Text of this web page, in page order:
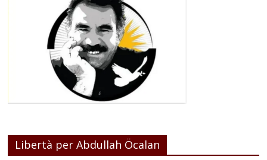
Libertà per Abdullah Öcalan